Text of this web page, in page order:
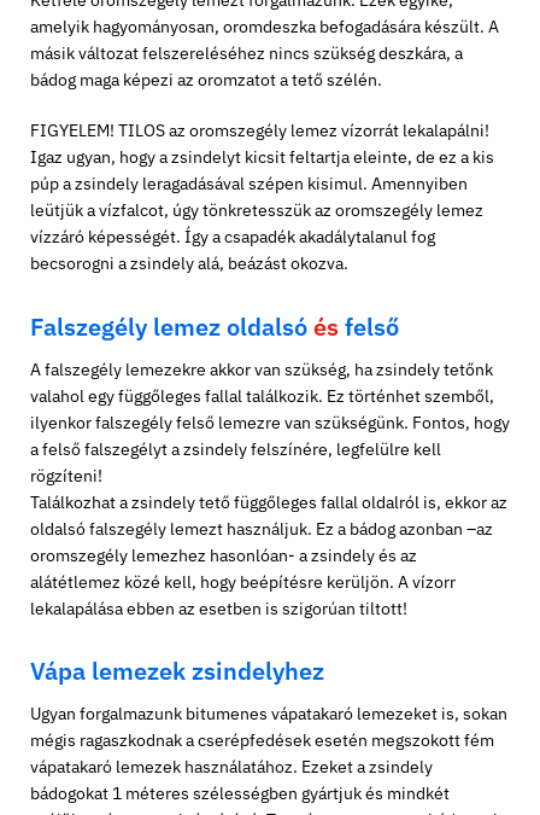
amelyik hagyományosan, oromdeszka befogadására készült. A
másik változat felszereléséhez nincs szükség deszkára, a
bádog maga képezi az oromzatot a tető szélén.
FIGYELEM! TILOS az oromszegély lemez vízorrát lekalapálni!
Igaz ugyan, hogy a zsindelyt kicsit feltartja eleinte, de ez a kis
púp a zsindely leragadásával szépen kisimul. Amennyiben
leütjük a vízfalcot, úgy tönkretesszük az oromszegély lemez
vízzáró képességét. Így a csapadék akadálytalanul fog
becsorogni a zsindely alá, beázást okozva.
Falszegély lemez oldalsóésfelső
A falszegély lemezekre akkor van szükség, ha zsindely tetőnk
valahol egy függőleges fallal találkozik. Ez történhet szemből,
ilyenkor falszegély felső lemezre van szükségünk. Fontos, hogy
a felső falszegélyt a zsindely felszínére, legfelülre kell
rögzíteni!
Találkozhat a zsindely tető függőleges fallal oldalról is, ekkor az
oldalsó falszegély lemezt használjuk. Ez a bádog azonban –az
oromszegély lemezhez hasonlóan- a zsindely és az
alátétlemez közé kell, hogy beépítésre kerüljön. A vízorr
lekalapálása ebben az esetben is szigorúan tiltott!
Vápa lemezek zsindelyhez
Ugyan forgalmazunk bitumenes vápatakaró lemezeket is, sokan
mégis ragaszkodnak a cserépfedések esetén megszokott fém
vápatakaró lemezek használatához. Ezeket a zsindely
bádogokat 1 méteres szélességben gyártjuk és mindkét